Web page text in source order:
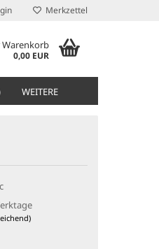
Merkzettel
0,00 EUR
WEITERE